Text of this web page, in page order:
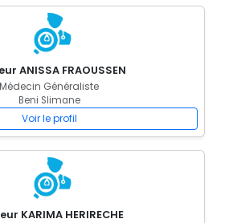
ANISSA FRAOUSSEN
Médecin Généraliste
Beni Slimane
Voir le profil
KARIMA HERIRECHE